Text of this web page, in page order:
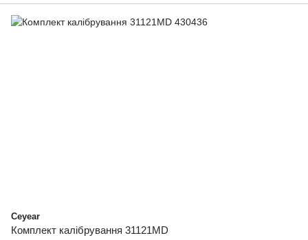
Ceyear
Комплект калібрування 31121MD